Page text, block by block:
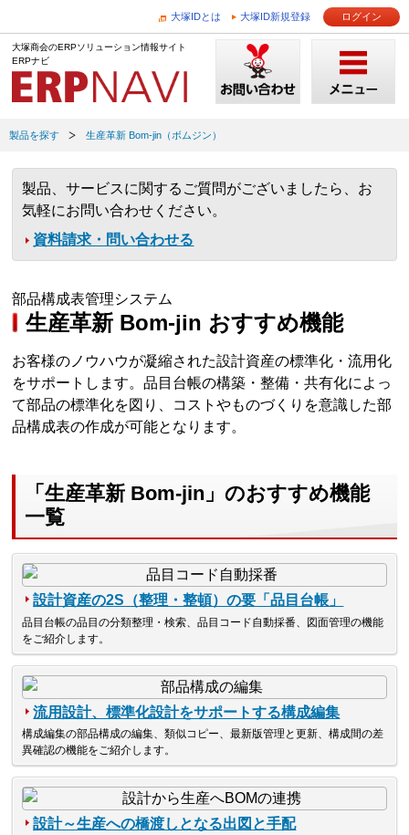
大塚IDとは 大塚ID新規登録 ログイン
大塚商会のERPソリューション情報サイト
ERPナビ
製品を探す 生産革新 Bom-jin（ボムジン）
製品、サービスに関するご質問がございましたら、お
気軽にお問い合わせください。
資料請求・問い合わせる
部品構成表管理システム
生産革新 Bom-jin おすすめ機能
お客様のノウハウが凝縮された設計資産の標準化・流用化
をサポートします。品目台帳の構築・整備・共有化によっ
て部品の標準化を図り、コストやものづくりを意識した部
品構成表の作成が可能となります。
「生産革新 Bom-jin」のおすすめ機能
一覧
設計資産の2S（整理・整頓）の要「品目台帳」
品目台帳の品目の分類整理・検索、品目コード自動採番、図面管理の機能
をご紹介します。
流用設計、標準化設計をサポートする構成編集
構成編集の部品構成の編集、類似コピー、最新版管理と更新、構成間の差
異確認の機能をご紹介します。
設計～生産への橋渡しとなる出図と手配